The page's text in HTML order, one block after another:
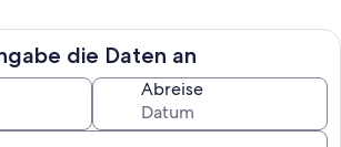
getragen werden) zur Verfügung.
Winterwandern, Schlittschuhfahren
im Winter möglich. In der Nähe befinden
(Bitte beachten Sie, dass eine
gewünscht, kostenpflichtig ist).
Wandern, Schwimmen, (auch im
die Daten an
Abreise